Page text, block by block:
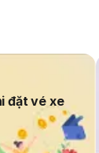
đặt vé xe